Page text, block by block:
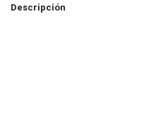
Descripción